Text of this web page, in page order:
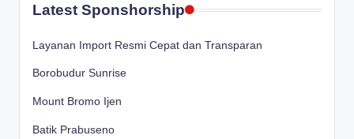
Latest Sponshorship
Layanan Import Resmi Cepat dan Transparan
Borobudur Sunrise
Mount Bromo Ijen
Batik Prabuseno